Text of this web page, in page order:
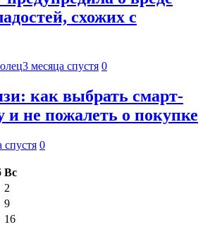
схожих с
3 месяца спустя 0
как выбрать смарт-
и не пожалеть о покупке
спустя 0
Вс
2
9
16